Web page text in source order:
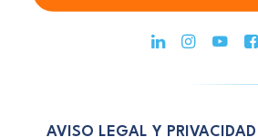
AVISO LEGAL Y PRIVACIDAD